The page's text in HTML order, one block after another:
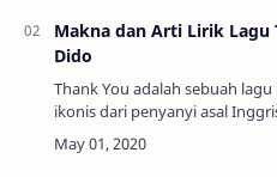
Makna dan Arti Lirik Lagu
Dido
Thank You adalah sebuah
ikonis dari penyanyi asal
merupakan salah satu hit
debutnya yang bertajuk No